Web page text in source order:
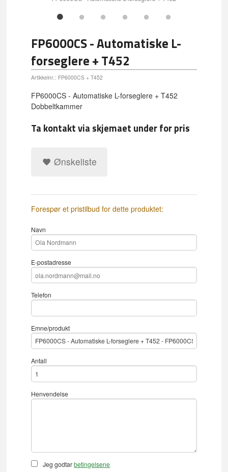
FP6000CS - Automatiske L-
forseglere + T452
Artikkelnr.: FP6000CS + T452
FP6000CS - Automatiske L-forseglere + T452
Dobbeltkammer
Ta kontakt via skjemaet under for pris
Ønskeliste
Forespør et pristilbud for dette produktet:
Navn
E-postadresse
Telefon
Emne/produkt
Antall
Henvendelse
Jeg godtarbetingelsene